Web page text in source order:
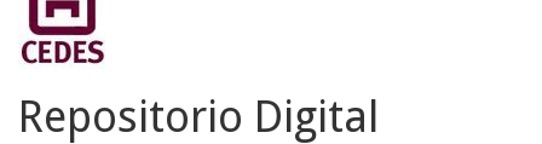
Repositorio Digital